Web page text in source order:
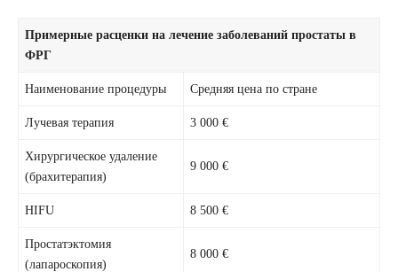
Примерные расценки на лечение заболеваний простаты в
ФРГ
Наименование процедуры Средняя цена по стране
Лучевая терапия 3 000 €
Хирургическое удаление
(брахитерапия)
9 000 €
HIFU 8 500 €
Простатэктомия
(лапароскопия)
8 000 €